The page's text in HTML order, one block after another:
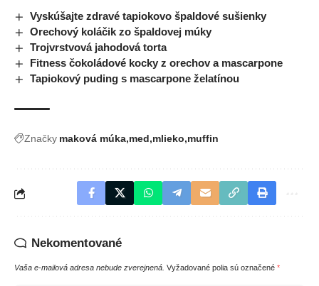
Vyskúšajte zdravé tapiokovo špaldové sušienky
Orechový koláčik zo špaldovej múky
Trojvrstvová jahodová torta
Fitness čokoládové kocky z orechov a mascarpone
Tapiokový puding s mascarpone želatínou
Značky maková múka med mlieko muffin
Nekomentované
Vaša e-mailová adresa nebude zverejnená. Vyžadované polia sú označené *